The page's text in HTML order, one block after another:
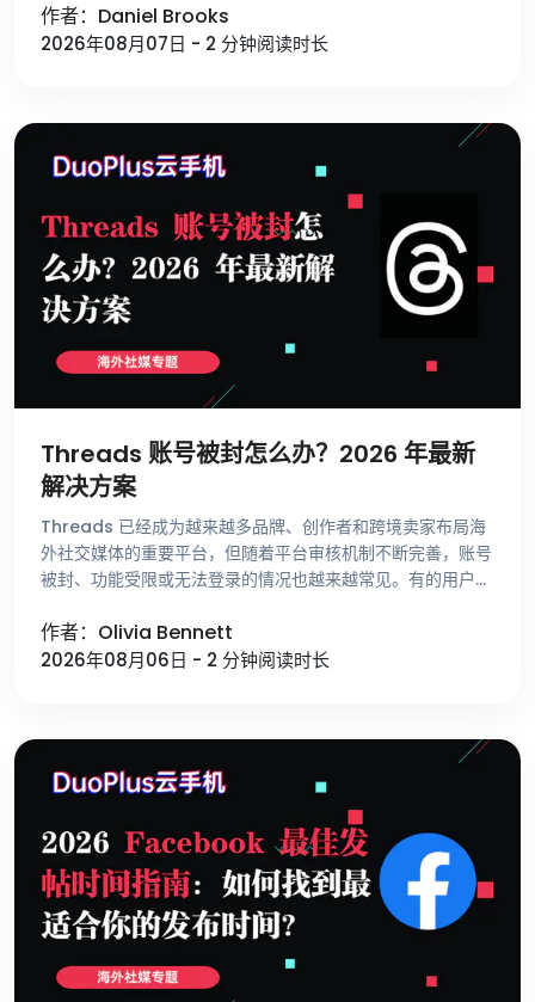
赖刷 For …
作者：Daniel Brooks
2026年08月07日 - 2 分钟阅读时长
Threads 账号被封怎么办？2026 年最新
解决方案
Threads 已经成为越来越多品牌、创作者和跨境卖家布局海
外社交媒体的重要平台，但随着平台审核机制不断完善，账号
被封、功能受限或无法登录的情况也越来越常见。有的用户刚
法发帖，还有一些用 …
作者：Olivia Bennett
2026年08月06日 - 2 分钟阅读时长